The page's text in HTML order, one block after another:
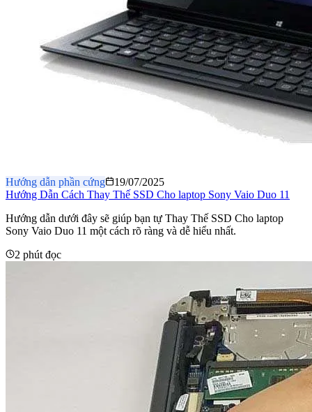
Hướng dẫn phần cứng
19/07/2025
Hướng Dẫn Cách Thay Thế SSD Cho laptop Sony Vaio Duo 11
Hướng dẫn dưới đây sẽ giúp bạn tự Thay Thế SSD Cho laptop
Sony Vaio Duo 11 một cách rõ ràng và dễ hiểu nhất.
2 phút đọc